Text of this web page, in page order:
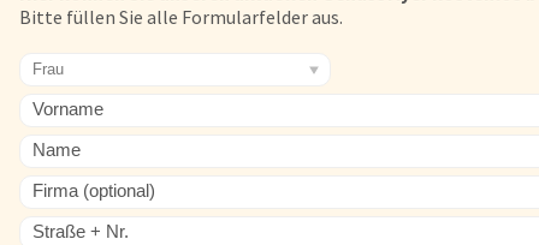
FAQs
Bezahlung & Lieferung
Nährwerte & Allergene
Bitte füllen Sie alle Formularfelder aus.